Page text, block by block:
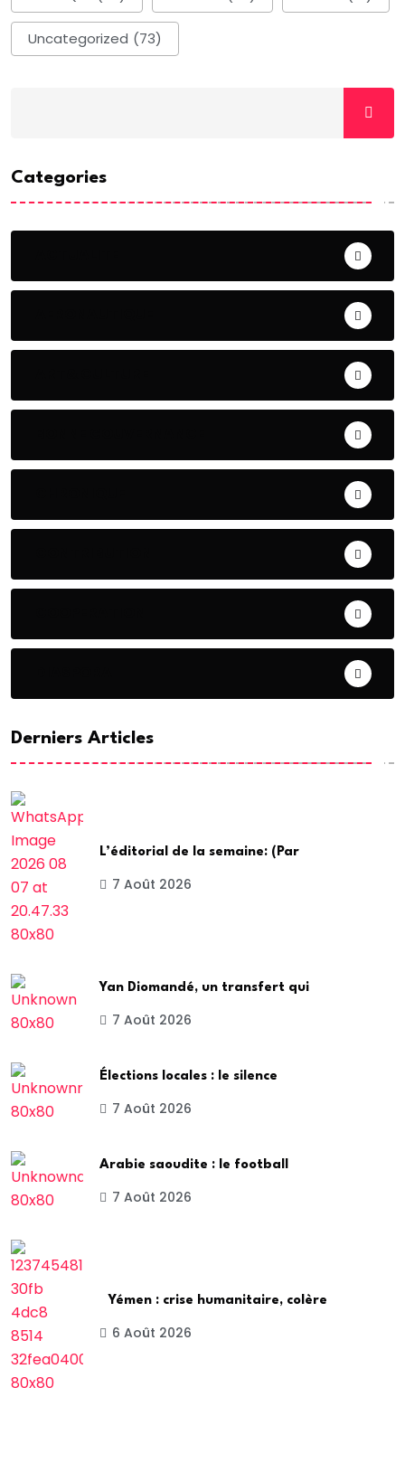
Uncategorized (73)
Categories
Derniers Articles
L’éditorial de la semaine: (Par
7 Août 2026
Yan Diomandé, un transfert qui
7 Août 2026
Élections locales : le silence
7 Août 2026
Arabie saoudite : le football
7 Août 2026
Yémen : crise humanitaire, colère
6 Août 2026